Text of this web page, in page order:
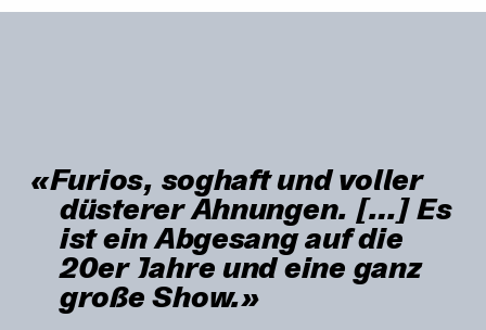
«Furios, soghaft und voller
düsterer Ahnungen. […] Es
ist ein Abgesang auf die
20er Jahre und eine ganz
große Show.»